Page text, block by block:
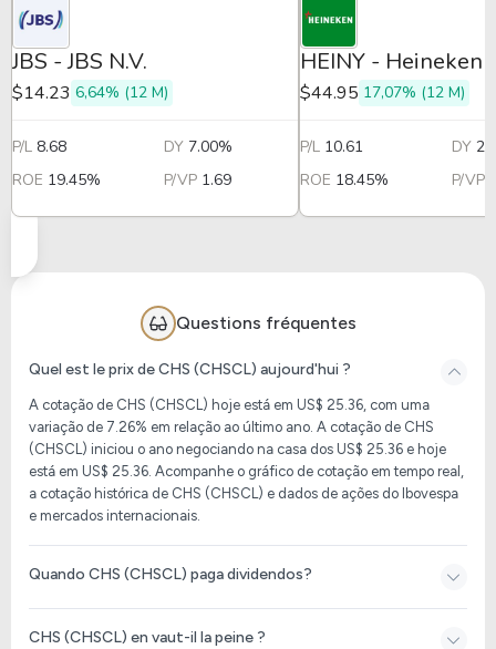
JBS - JBS N.V.
$14.23 6,64% (12 M)
P/L 8.68 DY 7.00%
ROE 19.45% P/VP 1.69
HEINY - Heineken
$44.95 17,07% (12 M)
P/L 10.61 DY
ROE 18.45% P/VP
Questions fréquentes
Quel est le prix de CHS (CHSCL) aujourd'hui ?
A cotação de CHS (CHSCL) hoje está em US$ 25.36, com uma
variação de 7.26% em relação ao último ano. A cotação de CHS
(CHSCL) iniciou o ano negociando na casa dos US$ 25.36 e hoje
está em US$ 25.36. Acompanhe o gráfico de cotação em tempo real,
a cotação histórica de CHS (CHSCL) e dados de ações do Ibovespa
e mercados internacionais.
Quando CHS (CHSCL) paga dividendos?
CHS (CHSCL) en vaut-il la peine ?